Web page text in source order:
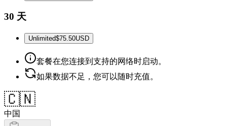
30 天
Unlimited$75.50USD
套餐在您连接到支持的网络时启动。
如果数据不足，您可以随时充值。
🇨🇳
中国